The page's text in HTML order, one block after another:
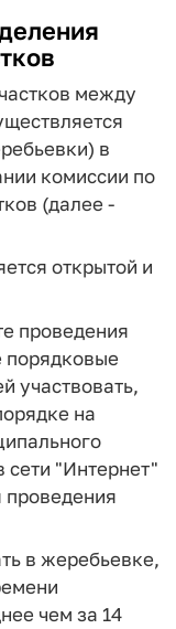
между
в
комиссии по
(далее -
открытой и
проведения
порядковые
участвовать,
на
сети "Интернет"
проведения
в жеребьевке,
чем за 14